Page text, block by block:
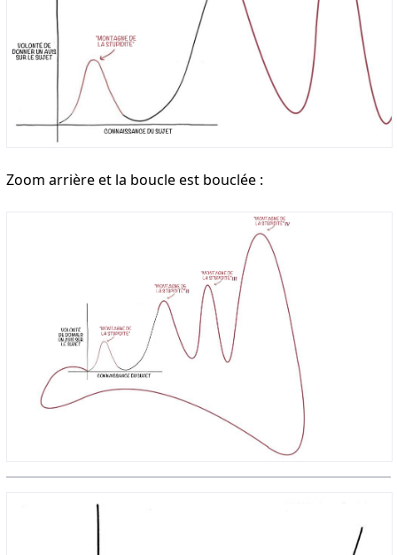
Zoom arrière et la boucle est bouclée :